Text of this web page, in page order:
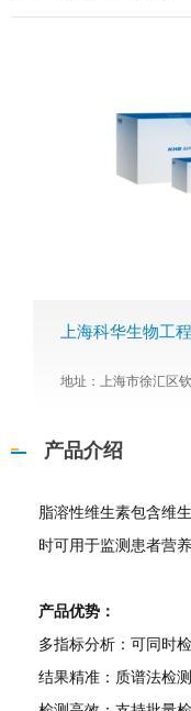
上海科华生物工
地址：上海市徐汇区
产品介绍
脂溶性维生素包含维
时可用于监测患者营
产品优势：
多指标分析：可同时
结果精准：质谱法检